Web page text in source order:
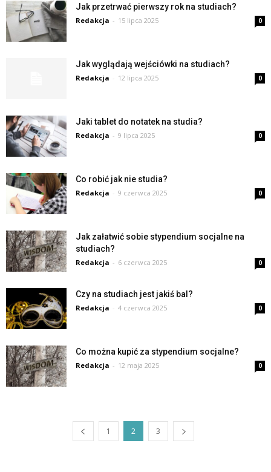
Jak przetrwać pierwszy rok na studiach?
Redakcja - 15 lipca 2025 0
Jak wyglądają wejściówki na studiach?
Redakcja - 12 lipca 2025 0
Jaki tablet do notatek na studia?
Redakcja - 9 lipca 2025 0
Co robić jak nie studia?
Redakcja - 9 czerwca 2025 0
Jak załatwić sobie stypendium socjalne na
studiach?
Redakcja - 6 czerwca 2025 0
Czy na studiach jest jakiś bal?
Redakcja - 4 czerwca 2025 0
Co można kupić za stypendium socjalne?
Redakcja - 12 maja 2025 0
1 2 3